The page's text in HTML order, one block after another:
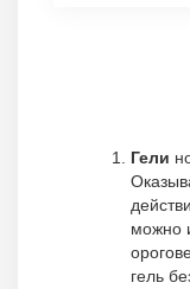
Гели
можно
гель